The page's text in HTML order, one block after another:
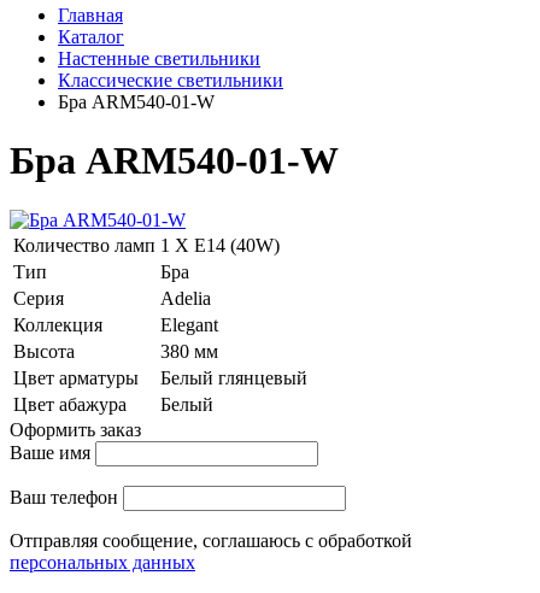
Главная
Каталог
Настенные светильники
Классические светильники
Бра ARM540-01-W
Бра ARM540-01-W
Количество ламп 1 Х E14 (40W)
Тип
Бра
Серия
Adelia
Коллекция
Elegant
Высота
380 мм
Цвет арматуры
Белый глянцевый
Цвет абажура
Белый
Оформить заказ
Ваше имя
Ваш телефон
Отправляя сообщение, соглашаюсь с обработкой
персональных данных